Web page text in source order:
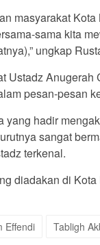
masyarakat
sama kita
ungkap
Ustadz
pesan-pesan
yang hadir
sangat
terkenal.
diadakan di
Effendi Tabligh